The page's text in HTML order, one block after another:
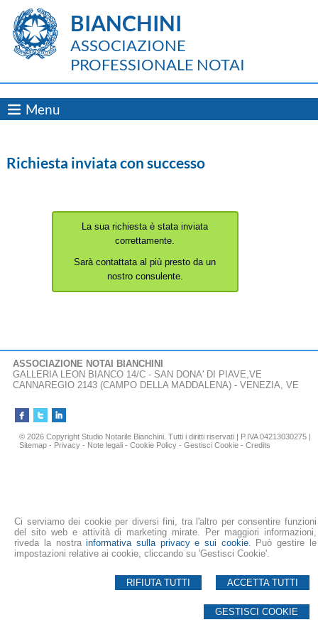
Ci serviamo dei cookie per diversi fini, tra l'altro per consentire funzioni
del sito web e attività di marketing mirate. Per maggiori informazioni,
riveda la nostrainformativa sulla privacy e sui cookie. Può gestire le
impostazioni relative ai cookie, cliccando su 'Gestisci Cookie'.
ACCETTA TUTTI
RIFIUTA TUTTI
GESTISCI COOKIE
BIANCHINI
ASSOCIAZIONE
PROFESSIONALE NOTAI
Menu
Richiesta inviata con successo
La sua richiesta è stata inviata
correttamente.
Sarà contattata al più presto da un
nostro consulente.
ASSOCIAZIONE NOTAI BIANCHINI
GALLERIA LEON BIANCO 14/C - SAN DONA' DI PIAVE,VE
CANNAREGIO 2143 (CAMPO DELLA MADDALENA) - VENEZIA, VE
© 2026 Copyright Studio Notarile Bianchini. Tutti i diritti riservati | P.IVA 04213030275 |
Sitemap- Privacy- Note legali- Cookie Policy- Gestisci Cookie- Credits